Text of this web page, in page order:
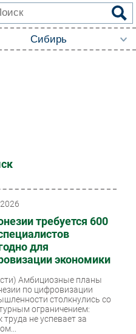
требуется 600
для
экономики
Амбициозные планы
по цифровизации
столкнулись со
ограничением:
труда не успевает за